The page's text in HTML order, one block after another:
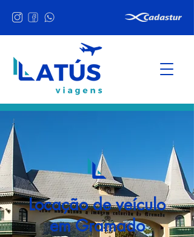
Locação de veículo
em Gramado